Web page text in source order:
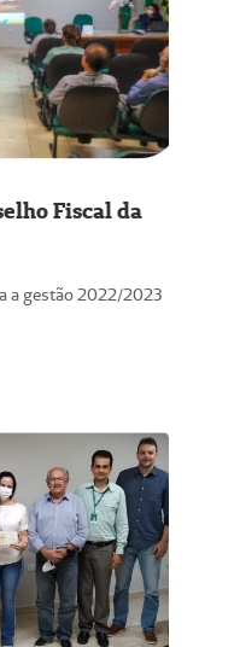
Fiscal da
a gestão 2022/2023